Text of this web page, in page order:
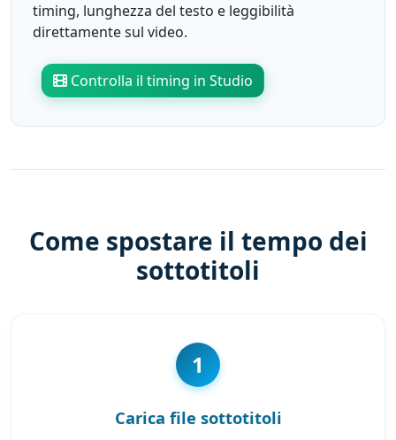
timing, lunghezza del testo e leggibilità
direttamente sul video.
Controlla il timing in Studio
Come spostare il tempo dei
sottotitoli
1
Carica file sottotitoli